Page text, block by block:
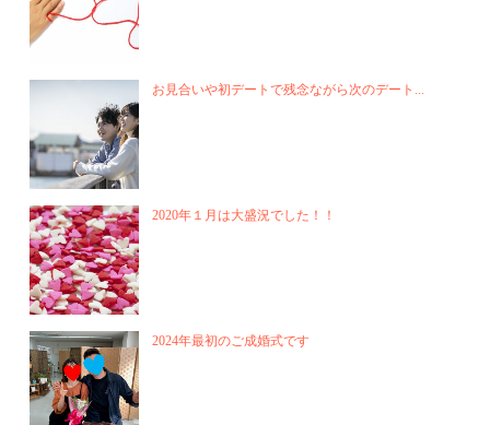
お見合いや初デートで残念ながら次のデート...
2020年１月は大盛況でした！！
2024年最初のご成婚式です